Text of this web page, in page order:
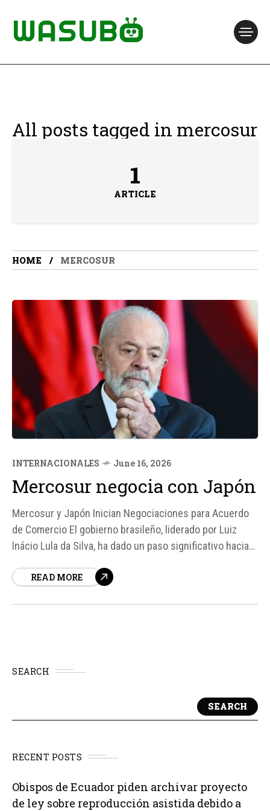
All posts tagged in mercosur
1
ARTICLE
HOME MERCOSUR
INTERNACIONALES June 16, 2026
Mercosur negocia con Japón
Mercosur y Japón Inician Negociaciones para Acuerdo
de Comercio El gobierno brasileño, liderado por Luiz
Inácio Lula da Silva, ha dado un paso significativo hacia
bloque económico sudamericano que incluye a
READ MORE
SEARCH
SEARCH
RECENT POSTS
Obispos de Ecuador piden archivar proyecto
de ley sobre reproducción asistida debido a